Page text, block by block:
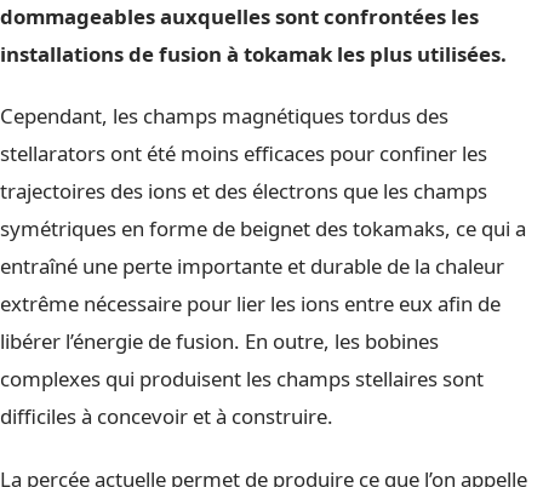
dommageables auxquelles sont confrontées les
installations de fusion à tokamak les plus utilisées.
Cependant, les champs magnétiques tordus des
stellarators ont été moins efficaces pour confiner les
trajectoires des ions et des électrons que les champs
symétriques en forme de beignet des tokamaks, ce qui a
entraîné une perte importante et durable de la chaleur
extrême nécessaire pour lier les ions entre eux afin de
libérer l’énergie de fusion. En outre, les bobines
complexes qui produisent les champs stellaires sont
difficiles à concevoir et à construire.
La percée actuelle permet de produire ce que l’on appelle